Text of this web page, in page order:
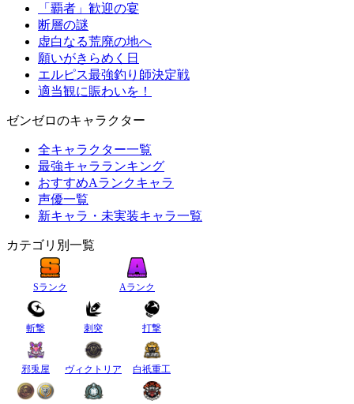
「覇者」歓迎の宴
断層の謎
虚白なる荒廃の地へ
願いがきらめく日
エルピス最強釣り師決定戦
適当観に賑わいを！
ゼンゼロのキャラクター
全キャラクター一覧
最強キャラランキング
おすすめAランクキャラ
声優一覧
新キャラ・未実装キャラ一覧
カテゴリ別一覧
Sランク Aランク
斬撃 刺突 打撃
邪兎屋 ヴィクトリア 白祇重工